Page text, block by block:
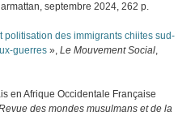
septembre 2024, 262 p.
politisation des immigrants chiites sud-
guerres », Le Mouvement Social
en Afrique Occidentale Française
des mondes musulmans et de la